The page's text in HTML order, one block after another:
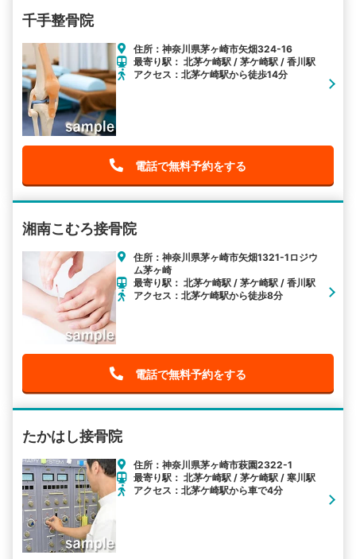
千手整骨院
住所：神奈川県茅ヶ崎市矢畑324-16
最寄り駅： 北茅ケ崎駅 / 茅ケ崎駅 / 香川駅
アクセス：北茅ケ崎駅から徒歩14分
電話で無料予約をする
湘南こむろ接骨院
住所：神奈川県茅ヶ崎市矢畑1321-1ロジウ
ム茅ヶ崎
最寄り駅： 北茅ケ崎駅 / 茅ケ崎駅 / 香川駅
アクセス：北茅ケ崎駅から徒歩8分
電話で無料予約をする
たかはし接骨院
住所：神奈川県茅ヶ崎市萩園2322-1
最寄り駅： 北茅ケ崎駅 / 茅ケ崎駅 / 寒川駅
アクセス：北茅ケ崎駅から車で4分